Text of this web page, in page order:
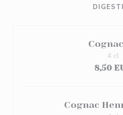
8,50
4 cl
Cognac